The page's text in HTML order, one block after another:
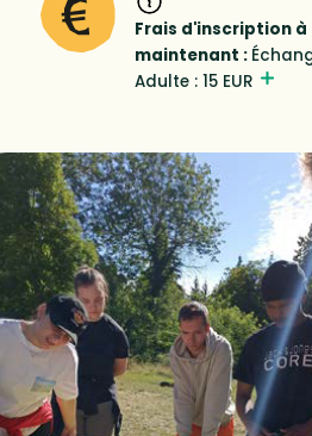
Frais d'inscription à
maintenant :
Adulte : 15 EUR